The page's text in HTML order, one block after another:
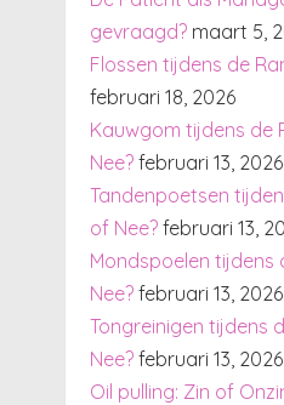
gevraagd? maart 5,
Flossen tijdens de
februari 18, 2026
Kauwgom tijdens de
Nee? februari 13, 2026
Tandenpoetsen
of Nee? februari 13,
Mondspoelen
Nee? februari 13, 2026
Tongreinigen tijdens
Nee? februari 13, 2026
Oil pulling: Zin of